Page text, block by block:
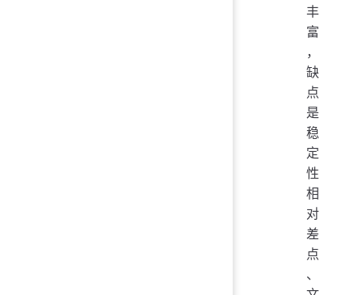
丰
富
，
缺
点
是
稳
定
性
相
对
差
点
、